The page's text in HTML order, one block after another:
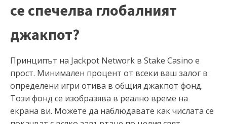
се спечелва глобалният
джакпот?
Принципът на Jackpot Network в Stake Casino е
прост. Минимален процент от всеки ваш залог в
определени игри отива в общия джакпот фонд.
Този фонд се изобразява в реално време на
екрана ви. Можете да наблюдавате как числата се